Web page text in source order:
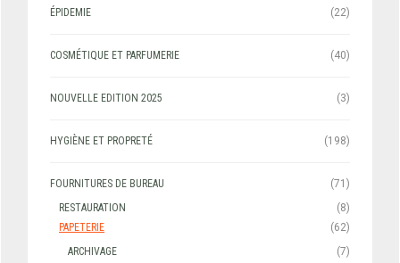
ÉPIDEMIE (22)
COSMÉTIQUE ET PARFUMERIE (40)
NOUVELLE EDITION 2025 (3)
HYGIÈNE ET PROPRETÉ (198)
FOURNITURES DE BUREAU
(71)
RESTAURATION
(8)
PAPETERIE
(62)
ARCHIVAGE
(7)